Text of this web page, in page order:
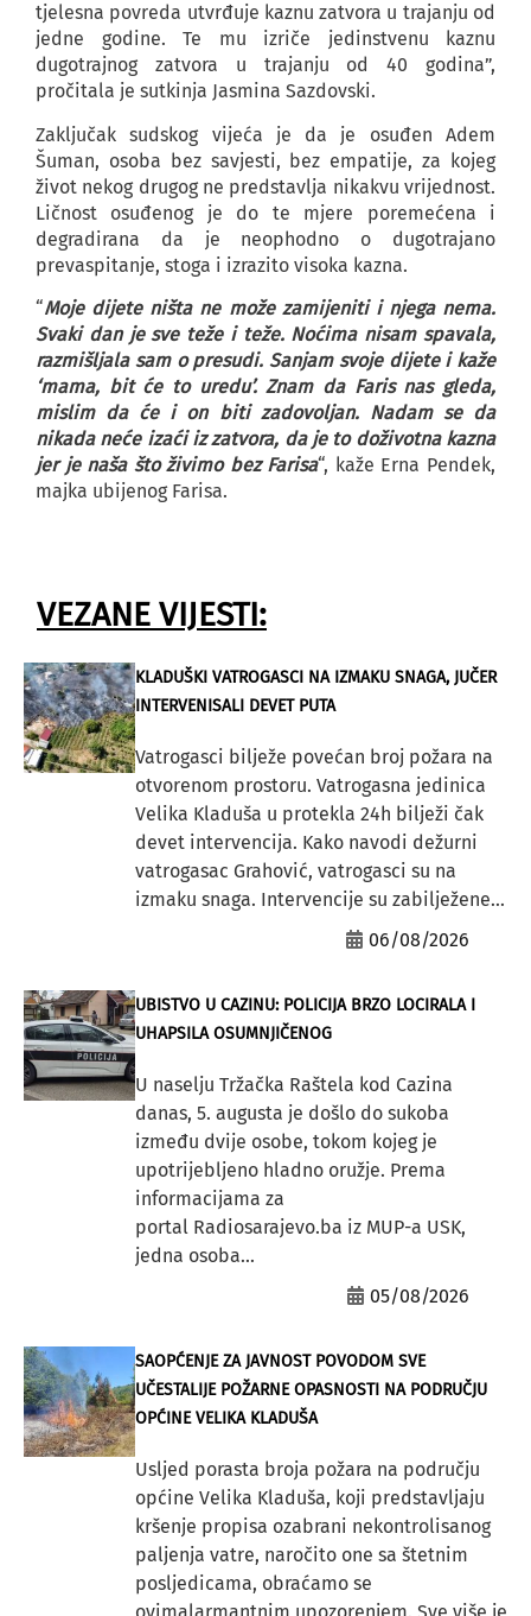
tjelesna povreda utvrđuje kaznu zatvora u trajanju od
jedne godine. Te mu izriče jedinstvenu kaznu
dugotrajnog zatvora u trajanju od 40 godina”,
pročitala je sutkinja Jasmina Sazdovski.
Zaključak sudskog vijeća je da je osuđen Adem
Šuman, osoba bez savjesti, bez empatije, za kojeg
život nekog drugog ne predstavlja nikakvu vrijednost.
Ličnost osuđenog je do te mjere poremećena i
degradirana da je neophodno o dugotrajano
prevaspitanje, stoga i izrazito visoka kazna.
“Moje dijete ništa ne može zamijeniti i njega nema.
Svaki dan je sve teže i teže. Noćima nisam spavala,
razmišljala sam o presudi. Sanjam svoje dijete i kaže
‘mama, bit će to uredu’. Znam da Faris nas gleda,
mislim da će i on biti zadovoljan. Nadam se da
nikada neće izaći iz zatvora, da je to doživotna kazna
jer je naša što živimo bez Farisa“, kaže Erna Pendek,
majka ubijenog Farisa.
VEZANE VIJESTI:
KLADUŠKI VATROGASCI NA IZMAKU SNAGA, JUČER
INTERVENISALI DEVET PUTA
Vatrogasci bilježe povećan broj požara na
otvorenom prostoru. Vatrogasna jedinica
Velika Kladuša u protekla 24h bilježi čak
devet intervencija. Kako navodi dežurni
vatrogasac Grahović, vatrogasci su na
izmaku snaga. Intervencije su zabilježene...
06/08/2026
UBISTVO U CAZINU: POLICIJA BRZO LOCIRALA I
UHAPSILA OSUMNJIČENOG
U naselju Tržačka Raštela kod Cazina
danas, 5. augusta je došlo do sukoba
između dvije osobe, tokom kojeg je
upotrijebljeno hladno oružje. Prema
informacijama za
portal Radiosarajevo.ba iz MUP-a USK,
jedna osoba...
05/08/2026
SAOPĆENJE ZA JAVNOST POVODOM SVE
UČESTALIJE POŽARNE OPASNOSTI NA PODRUČJU
OPĆINE VELIKA KLADUŠA
Usljed porasta broja požara na području
općine Velika Kladuša, koji predstavljaju
kršenje propisa ozabrani nekontrolisanog
paljenja vatre, naročito one sa štetnim
posljedicama, obraćamo se
ovimalarmantnim upozorenjem. Sve više je